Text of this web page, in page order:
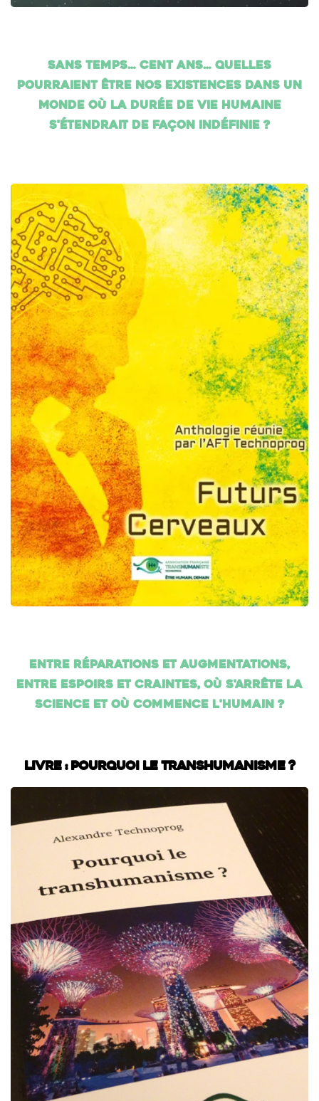
Sans temps… cent ans… Quelles
pourraient être nos existences dans un
monde où la durée de vie humaine
s'étendrait de façon indéfinie ?
Entre réparations et augmentations,
entre espoirs et craintes, où s'arrête la
science et où commence l'humain ?
Livre : Pourquoi le transhumanisme ?